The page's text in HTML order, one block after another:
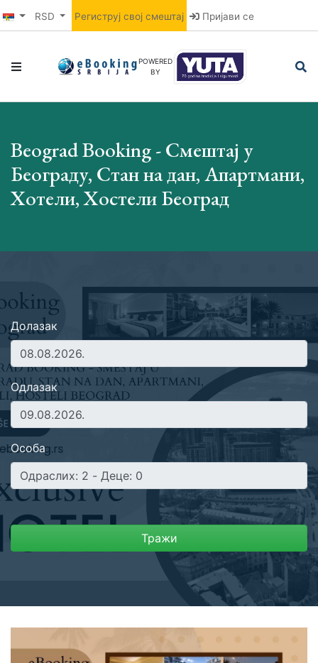
RSD Региструј свој смештај Пријави се
POWERED
BY
Beograd Booking - Смештај у
Београду, Стан на дан, Апартмани,
Хотели, Хостели Београд
Долазак
Одлазак
Особа
Тражи